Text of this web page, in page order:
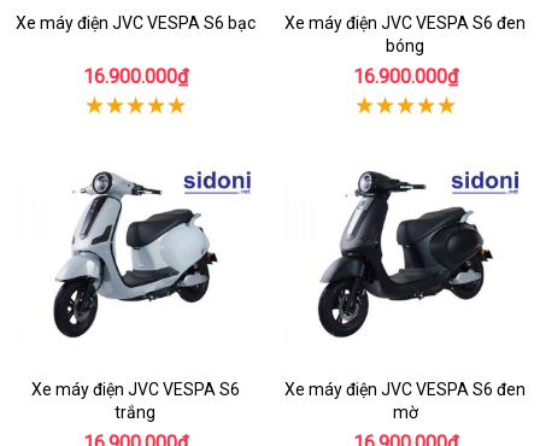
Xe máy điện JVC VESPA S6 bạc
16.900.000₫
Xe máy điện JVC VESPA S6 đen
bóng
16.900.000₫
Xe máy điện JVC VESPA S6
trắng
Xe máy điện JVC VESPA S6 đen
mờ